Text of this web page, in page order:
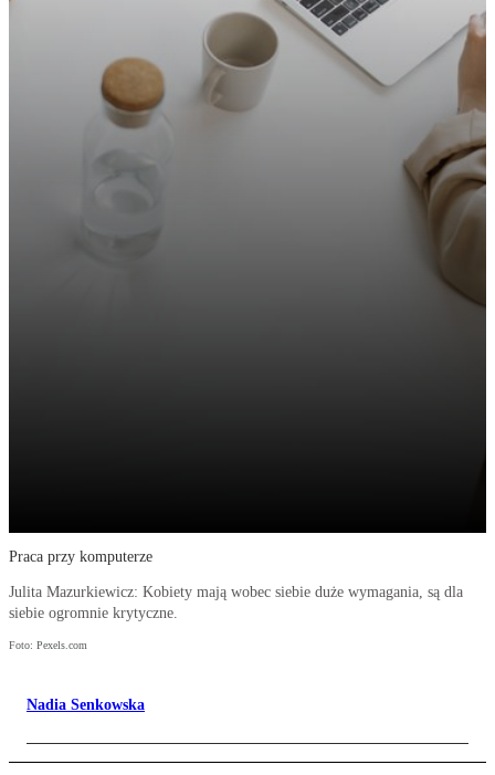
Praca przy komputerze
Julita Mazurkiewicz: Kobiety mają wobec siebie duże wymagania, są dla
siebie ogromnie krytyczne.
Foto: Pexels.com
Nadia Senkowska